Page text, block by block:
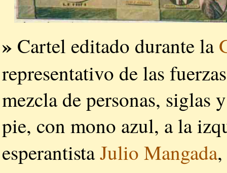
» Cartel editado durante la
representativo de las
mezcla de personas, siglas
pie, con mono azul, a la
esperantistaJulio Mangada